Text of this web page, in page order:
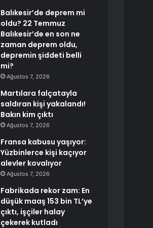
Balıkesir’de deprem mi
oldu? 22 Temmuz
Balıkesir’de en son ne
zaman deprem oldu,
depremin şiddeti belli
mi?
Ağustos 7, 2026
Martılara falçatayla
saldıran kişi yakalandı!
Bakın kim çıktı
Ağustos 7, 2026
Fransa kabusu yaşıyor:
Yüzbinlerce kişi kaçıyor
alevler kovalıyor
Ağustos 7, 2026
Fabrikada rekor zam: En
düşük maaş 153 bin TL’ye
çıktı, işçiler halay
çekerek kutladı